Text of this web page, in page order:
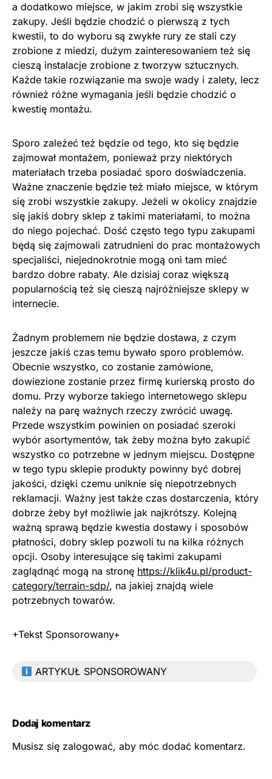
a dodatkowo miejsce, w jakim zrobi się wszystkie
zakupy. Jeśli będzie chodzić o pierwszą z tych
kwestii, to do wyboru są zwykłe rury ze stali czy
zrobione z miedzi, dużym zainteresowaniem też się
cieszą instalacje zrobione z tworzyw sztucznych.
Każde takie rozwiązanie ma swoje wady i zalety, lecz
również różne wymagania jeśli będzie chodzić o
kwestię montażu.
Sporo zależeć też będzie od tego, kto się będzie
zajmował montażem, ponieważ przy niektórych
materiałach trzeba posiadać sporo doświadczenia.
Ważne znaczenie będzie też miało miejsce, w którym
się zrobi wszystkie zakupy. Jeżeli w okolicy znajdzie
się jakiś dobry sklep z takimi materiałami, to można
do niego pojechać. Dość często tego typu zakupami
będą się zajmowali zatrudnieni do prac montażowych
specjaliści, niejednokrotnie mogą oni tam mieć
bardzo dobre rabaty. Ale dzisiaj coraz większą
popularnością też się cieszą najróżniejsze sklepy w
internecie.
Żadnym problemem nie będzie dostawa, z czym
jeszcze jakiś czas temu bywało sporo problemów.
Obecnie wszystko, co zostanie zamówione,
dowiezione zostanie przez firmę kurierską prosto do
domu. Przy wyborze takiego internetowego sklepu
należy na parę ważnych rzeczy zwrócić uwagę.
Przede wszystkim powinien on posiadać szeroki
wybór asortymentów, tak żeby można było zakupić
wszystko co potrzebne w jednym miejscu. Dostępne
w tego typu sklepie produkty powinny być dobrej
jakości, dzięki czemu uniknie się niepotrzebnych
reklamacji. Ważny jest także czas dostarczenia, który
dobrze żeby był możliwie jak najkrótszy. Kolejną
ważną sprawą będzie kwestia dostawy i sposobów
płatności, dobry sklep pozwoli tu na kilka różnych
opcji. Osoby interesujące się takimi zakupami
zaglądnąć mogą na stronę https://klik4u.pl/product-
category/terrain-sdp/, na jakiej znajdą wiele
potrzebnych towarów.
+Tekst Sponsorowany+
ARTYKUŁ SPONSOROWANY
Dodaj komentarz
Musisz się zalogować, aby móc dodać komentarz.